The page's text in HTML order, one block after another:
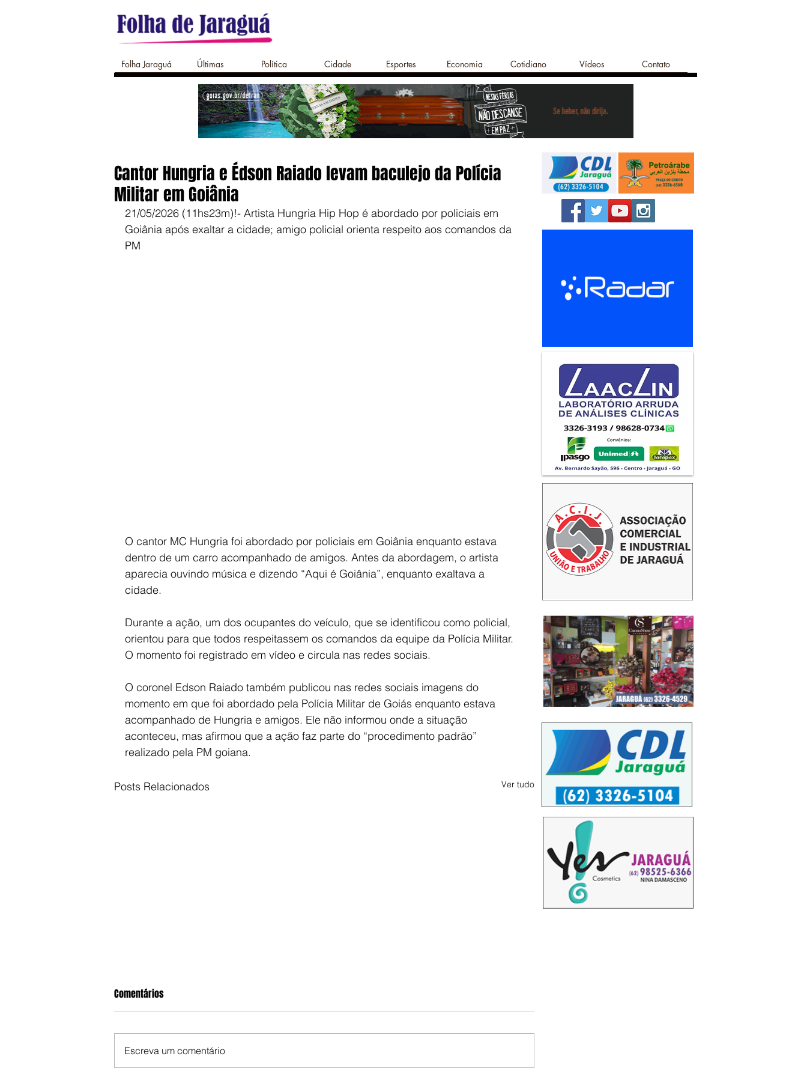
Folha Jaraguá Últimas Política Cidade Esportes Economia Cotidiano Vídeos Contato
Cantor Hungria e Édson Raiado levam baculejo da Polícia
Militar em Goiânia
21/05/2026 (11hs23m)!- Artista Hungria Hip Hop é abordado por policiais em
Goiânia após exaltar a cidade; amigo policial orienta respeito aos comandos da
PM
O cantor MC Hungria foi abordado por policiais em Goiânia enquanto estava
dentro de um carro acompanhado de amigos. Antes da abordagem, o artista
aparecia ouvindo música e dizendo “Aqui é Goiânia”, enquanto exaltava a
cidade.
Durante a ação, um dos ocupantes do veículo, que se identificou como policial,
orientou para que todos respeitassem os comandos da equipe da Polícia Militar.
O momento foi registrado em vídeo e circula nas redes sociais.
O coronel Edson Raiado também publicou nas redes sociais imagens do
momento em que foi abordado pela Polícia Militar de Goiás enquanto estava
acompanhado de Hungria e amigos. Ele não informou onde a situação
aconteceu, mas afirmou que a ação faz parte do “procedimento padrão”
realizado pela PM goiana.
Posts Relacionados Ver tudo
Comentários
Escreva um comentário